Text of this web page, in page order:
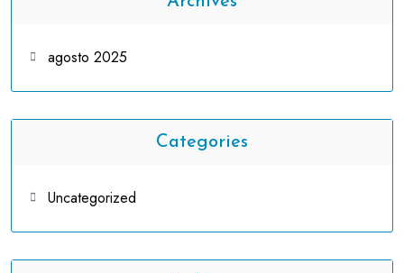
agosto 2025
Categories
Uncategorized